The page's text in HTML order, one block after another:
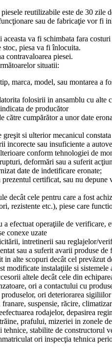
reutilizabile este de 30 zile
sau de fabricaţie vor
va fi schimbata fara costuri
stoc, piesa va fi înlocuita.
contravaloarea piesei.
situatii:
marca, model, sau montarea a
folosirii in ansamblu cu alte
de producător
cumpărător a unor date
si ulterior mecanicul
incorecte sau insuficiente a
conform tehnologiei de
deformări sau a suferit
date de indetificare eronate;
certificat, sau nu
decât cele pentru care a fost
rezistente etc.), piese care
efectuat operaţiile de
conexe uzate
intretinerii sau reglajelor/
sau a suferit avarii produse
alte scopuri decât cel prevăzut
modificate instalaţiile si sistemele
altele decât cele din
ori a contactului cu
ori deteriorarea
suspensie, răcire,
rodajelor, depasirea
prafului, mizeriei in zonele
stabilite de constructorul
ori inspecţia tehnica